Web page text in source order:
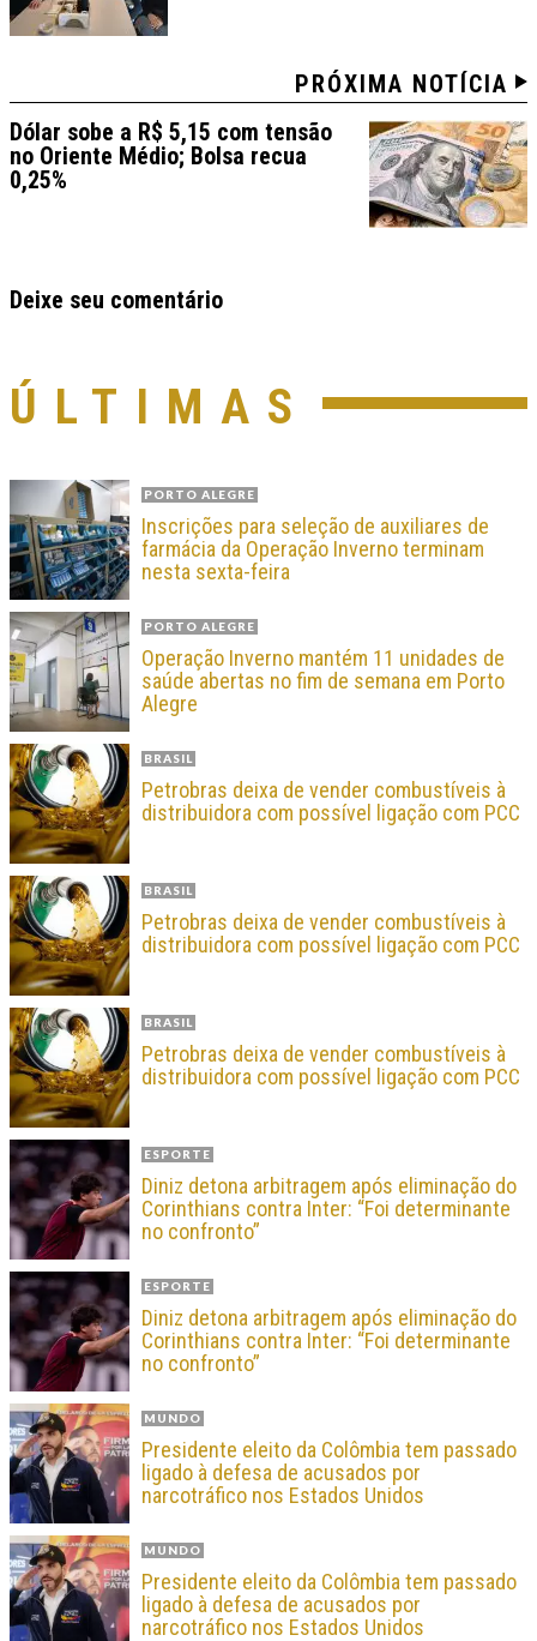
PRÓXIMA NOTÍCIA
Dólar sobe a R$ 5,15 com tensão
no Oriente Médio; Bolsa recua
0,25%
Deixe seu comentário
ÚLTIMAS
PORTO ALEGRE
Inscrições para seleção de auxiliares de
farmácia da Operação Inverno terminam
nesta sexta-feira
PORTO ALEGRE
Operação Inverno mantém 11 unidades de
saúde abertas no fim de semana em Porto
Alegre
BRASIL
Petrobras deixa de vender combustíveis à
distribuidora com possível ligação com PCC
BRASIL
Petrobras deixa de vender combustíveis à
distribuidora com possível ligação com PCC
BRASIL
Petrobras deixa de vender combustíveis à
distribuidora com possível ligação com PCC
ESPORTE
Diniz detona arbitragem após eliminação do
Corinthians contra Inter: “Foi determinante
no confronto”
ESPORTE
Diniz detona arbitragem após eliminação do
Corinthians contra Inter: “Foi determinante
no confronto”
MUNDO
Presidente eleito da Colômbia tem passado
ligado à defesa de acusados por
narcotráfico nos Estados Unidos
MUNDO
Presidente eleito da Colômbia tem passado
ligado à defesa de acusados por
narcotráfico nos Estados Unidos